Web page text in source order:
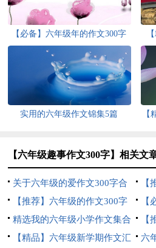
【必备】六年级年的作文300字
锦集9篇
实用的六年级作文锦集5篇
【六年级趣事作文300字】相关文
关于六年级的爱作文300字合
集八篇
【
节作
【推荐】六年级的作文300字
合集6篇
【
锦6
精选我的六年级小学作文集合
5篇
【
篇
【精品】六年级新学期作文汇 六